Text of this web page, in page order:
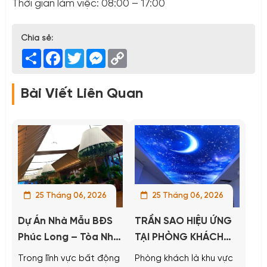
Thời gian làm việc: 08:00 – 17:00
Chia sẻ:
Share Facebook
TwitterMessenger
Bài Viết Liên Quan
25 Tháng 06, 2026
Dự Án Nhà Mẫu BĐS
Phúc Long – Tòa Nhà
PVGAS Nhà Bè
Trong lĩnh vực bất động
25 Tháng 06, 2026
TRẦN SAO HIỆU ỨNG
TẠI PHÒNG KHÁCH
GIA ĐÌNH
Phòng khách là khu vực